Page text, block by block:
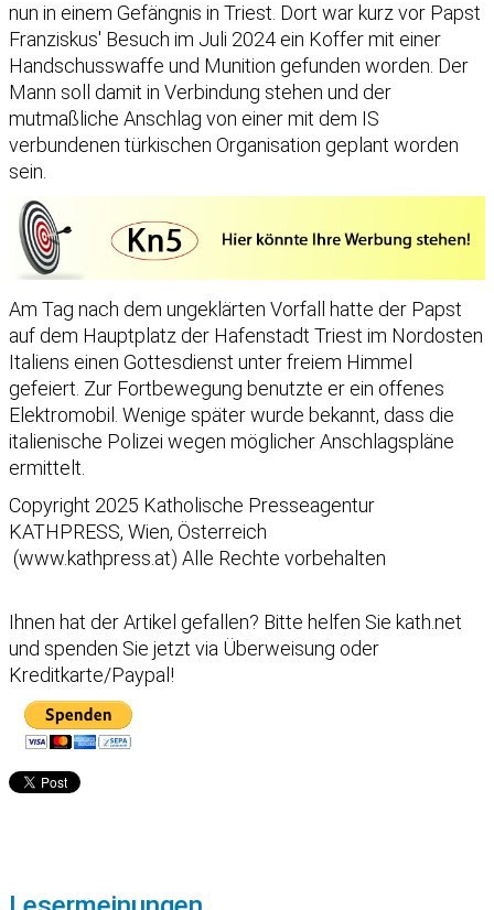
nun in einem Gefängnis in Triest. Dort war kurz vor Papst
Franziskus' Besuch im Juli 2024 ein Koffer mit einer
Handschusswaffe und Munition gefunden worden. Der
Mann soll damit in Verbindung stehen und der
mutmaßliche Anschlag von einer mit dem IS
verbundenen türkischen Organisation geplant worden
sein.
Am Tag nach dem ungeklärten Vorfall hatte der Papst
auf dem Hauptplatz der Hafenstadt Triest im Nordosten
Italiens einen Gottesdienst unter freiem Himmel
gefeiert. Zur Fortbewegung benutzte er ein offenes
Elektromobil. Wenige später wurde bekannt, dass die
italienische Polizei wegen möglicher Anschlagspläne
ermittelt.
Copyright 2025 Katholische Presseagentur
KATHPRESS, Wien, Österreich
(www.kathpress.at) Alle Rechte vorbehalten
Ihnen hat der Artikel gefallen? Bitte helfen Sie kath.net
und spenden Sie jetzt via Überweisung oder
Kreditkarte/Paypal!